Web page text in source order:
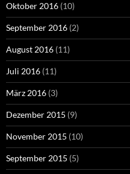
Oktober 2016 (10)
September 2016 (2)
August 2016 (11)
Juli 2016 (11)
März 2016 (3)
Dezember 2015 (9)
November 2015 (10)
September 2015 (5)